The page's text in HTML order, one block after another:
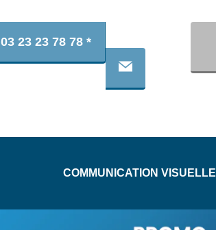
03 23 23 78 78 *
COMMUNICATION VISUELLE